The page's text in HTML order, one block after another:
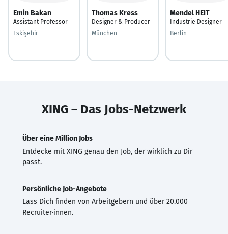
Emin Bakan
Assistant Professor
Eskişehir
Thomas Kress
Designer & Producer
München
Mendel HEIT
Industrie Designer
Berlin
XING – Das Jobs-Netzwerk
Über eine Million Jobs
Entdecke mit XING genau den Job, der wirklich zu Dir
passt.
Persönliche Job-Angebote
Lass Dich finden von Arbeitgebern und über 20.000
Recruiter·innen.